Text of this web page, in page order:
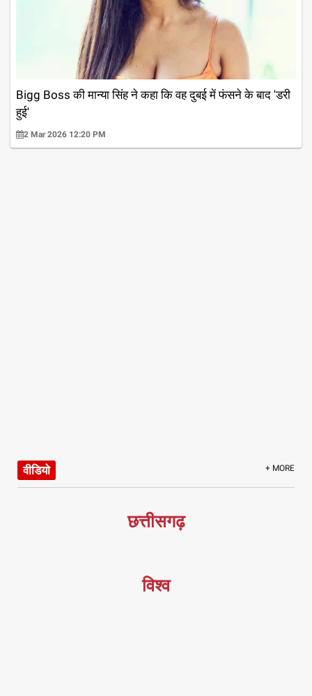
Bigg Boss की मान्या सिंह ने कहा कि वह दुबई में फंसने के बाद 'डरी
हुई'
2 Mar 2026 12:20 PM
वीडियो + MORE
छत्तीसगढ़
विश्व